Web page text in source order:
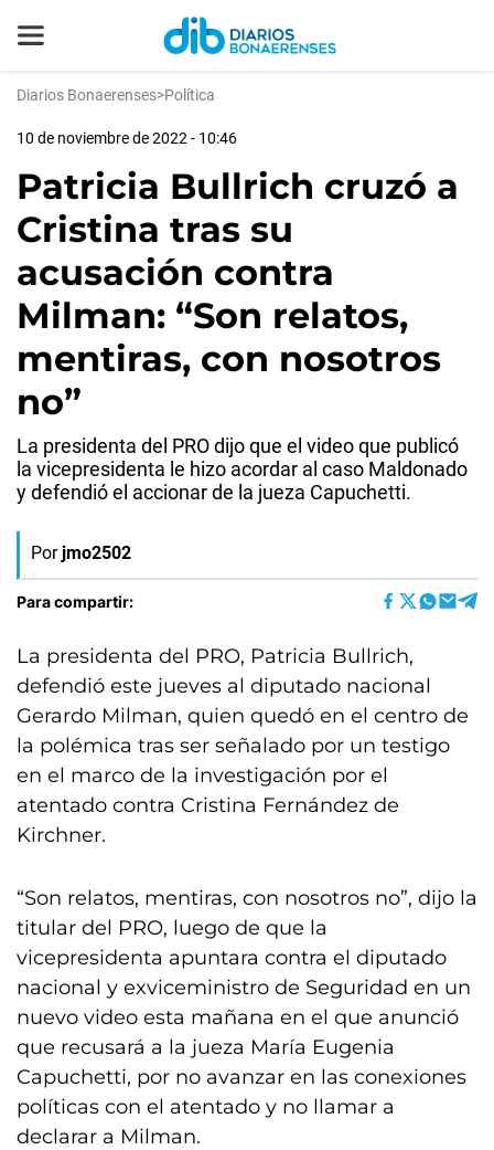
Diarios Bonaerenses>Política
10 de noviembre de 2022 - 10:46
Patricia Bullrich cruzó a
Cristina tras su
acusación contra
Milman: “Son relatos,
mentiras, con nosotros
no”
La presidenta del PRO dijo que el video que publicó
la vicepresidenta le hizo acordar al caso Maldonado
y defendió el accionar de la jueza Capuchetti.
Por jmo2502
Para compartir:
La presidenta del PRO, Patricia Bullrich,
defendió este jueves al diputado nacional
Gerardo Milman, quien quedó en el centro de
la polémica tras ser señalado por un testigo
en el marco de la investigación por el
atentado contra Cristina Fernández de
Kirchner.
“Son relatos, mentiras, con nosotros no”, dijo la
titular del PRO, luego de que la
vicepresidenta apuntara contra el diputado
nacional y exviceministro de Seguridad en un
nuevo video esta mañana en el que anunció
que recusará a la jueza María Eugenia
Capuchetti, por no avanzar en las conexiones
políticas con el atentado y no llamar a
declarar a Milman.